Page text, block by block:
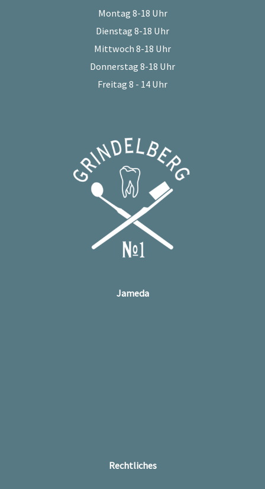
Montag 8-18 Uhr
Dienstag 8-18 Uhr
Mittwoch 8-18 Uhr
Donnerstag 8-18 Uhr
Freitag 8 - 14 Uhr
Jameda
Rechtliches